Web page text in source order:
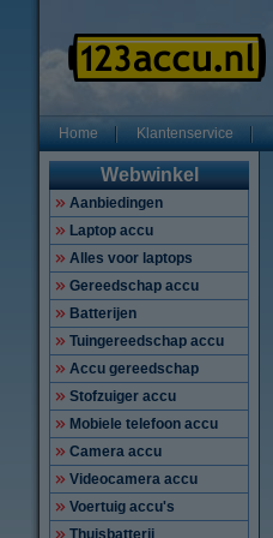
Home Klantenservice
Webwinkel
Aanbiedingen
Laptop accu
Alles voor laptops
Gereedschap accu
Batterijen
Tuingereedschap accu
Accu gereedschap
Stofzuiger accu
Mobiele telefoon accu
Camera accu
Videocamera accu
Voertuig accu's
Thuisbatterij